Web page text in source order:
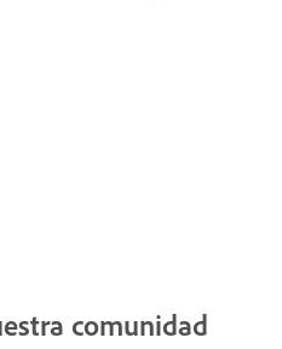
comunidad